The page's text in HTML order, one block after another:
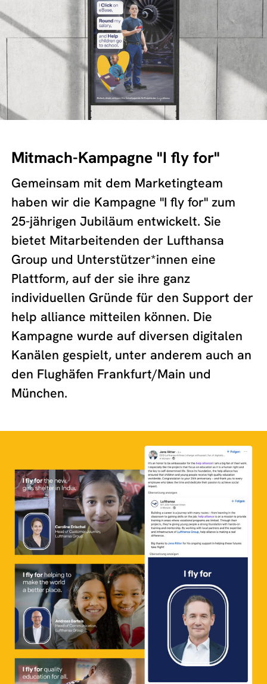
Mitmach-Kampagne "I fly for"
Gemeinsam mit dem Marketingteam
haben wir die Kampagne "I fly for" zum
25-jährigen Jubiläum entwickelt. Sie
bietet Mitarbeitenden der Lufthansa
Group und Unterstützer*innen eine
Plattform, auf der sie ihre ganz
individuellen Gründe für den Support der
help alliance mitteilen können. Die
Kampagne wurde auf diversen digitalen
Kanälen gespielt, unter anderem auch an
den Flughäfen Frankfurt/Main und
München.